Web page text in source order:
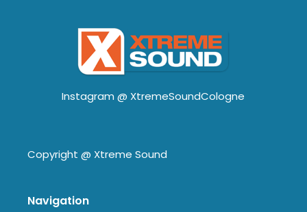
Instagram @ XtremeSoundCologne
Copyright @ Xtreme Sound
Navigation